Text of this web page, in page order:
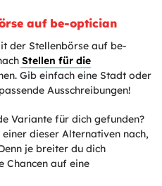
auf be-optician
der Stellenbörse auf be-
Stellen für die
Gib einfach eine Stadt oder
Ausschreibungen!
Variante für dich gefunden?
dieser Alternativen nach,
je breiter du dich
Chancen auf eine